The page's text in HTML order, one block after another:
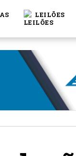
LEILÕES